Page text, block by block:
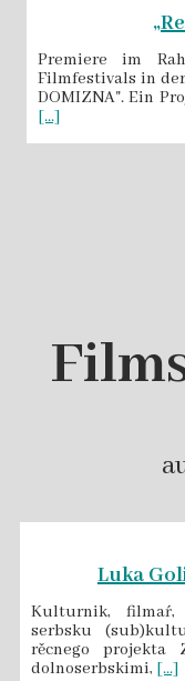
Premiere im
Filmfestivals in der
DOMIZNA". Ein
[...]
Luka
Kulturnik, filmaŕ,
serbsku
rěcnego projekta
dolnoserbskimi, [...]